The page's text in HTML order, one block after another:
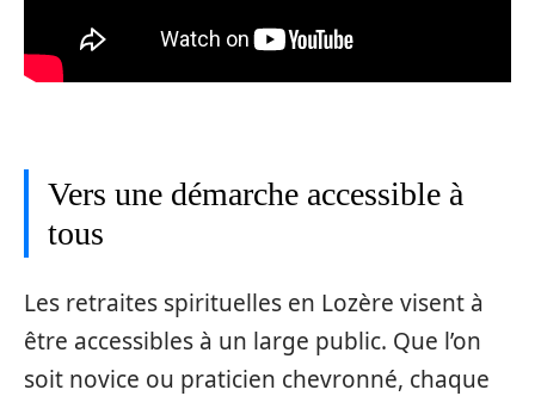
Vers une démarche accessible à
tous
Les retraites spirituelles en Lozère visent à
être accessibles à un large public. Que l’on
soit novice ou praticien chevronné, chaque